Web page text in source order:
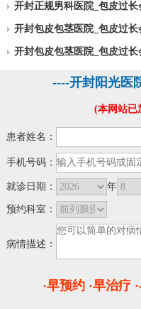
开封正规男科医院_包皮过
开封包皮包茎医院_包皮过
开封包皮包茎医院_包皮过
----开封阳光医
(本网站已
患者姓名：
手机号码：
就诊日期： 年
预约科室：
病情描述：
·早预约 ·早治疗